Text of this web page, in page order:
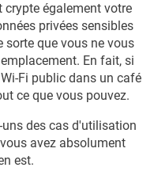
crypte également votre
privées sensibles
que vous ne vous
En fait, si
Fi public dans un café
ce que vous pouvez.
des cas d'utilisation
avez absolument
est.